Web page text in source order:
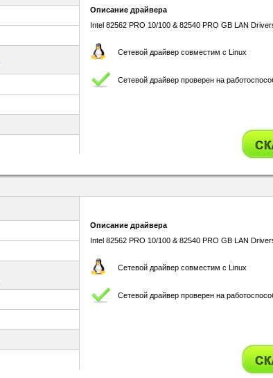
Описание драйвера
Intel 82562 PRO 10/100 & 82540 PRO GB LAN
Сетевой драйвер совместим с Linux
Сетевой драйвер проверен на
Описание драйвера
Intel 82562 PRO 10/100 & 82540 PRO GB LAN
Сетевой драйвер совместим с Linux
Сетевой драйвер проверен на